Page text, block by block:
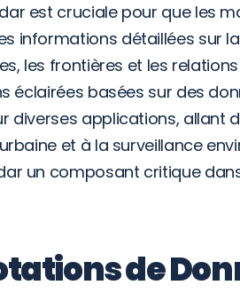
est cruciale pour que les
informations détaillées sur
les frontières et les
éclairées basées sur des
diverses applications, allant
et à la surveillance
un composant critique
de